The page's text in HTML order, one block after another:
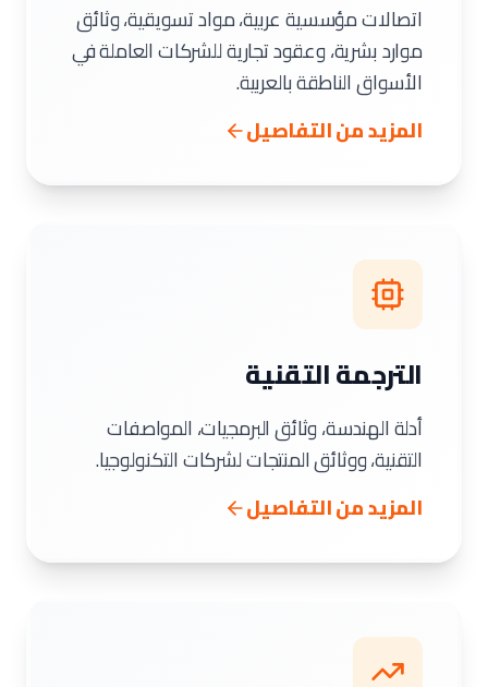
اتصالات مؤسسية عربية، مواد تسويقية، وثائق
موارد بشرية، وعقود تجارية للشركات العاملة في
الأسواق الناطقة بالعربية.
المزيد من التفاصيل
الترجمة التقنية
أدلة الهندسة، وثائق البرمجيات، المواصفات
التقنية، ووثائق المنتجات لشركات التكنولوجيا.
المزيد من التفاصيل